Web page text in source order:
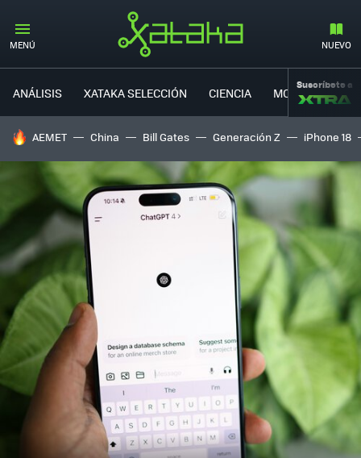
MENÚ NUEVO
ANÁLISIS XATAKA SELECCIÓN CIENCIA MOVILIDAD
Suscríbete a
HOY SE HABLA DE
AEMET China Bill Gates Generación Z iPhone 18